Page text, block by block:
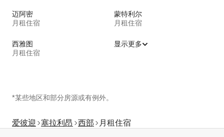
迈阿密
月租住宿
蒙特利尔
月租住宿
西雅图
月租住宿
显示更多
*某些地区和部分房源或有例外。
爱彼迎 塞拉利昂 西部 月租住宿